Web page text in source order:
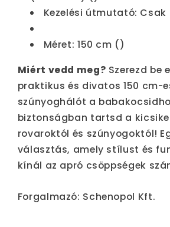
Kezelési útmutató:
Méret: 150 cm ()
Miért vedd meg? Szerezd be
praktikus és divatos 150 cm-
szúnyoghálót a
biztonságban tartsd a
rovaroktól és szúnyogoktól!
választás, amely stílust és
kínál az apró csöppségek
Forgalmazó: Schenopol Kft.